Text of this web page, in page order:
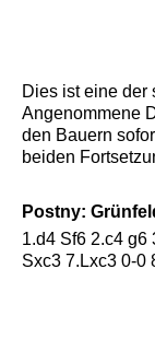
Dies ist eine der
Angenommene
den Bauern
beiden
Postny:
1.d4 Sf6 2.c4 g6
Sxc3 7.Lxc3 0-0